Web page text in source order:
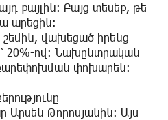
քայլին։ Բայց տեսեք, թե
արեցին։
շեմին, վախեցած իրենց
20%-ով։ Նախընտրական
բարեփոխման փոխարեն։
Թորոսյանին։ Այս